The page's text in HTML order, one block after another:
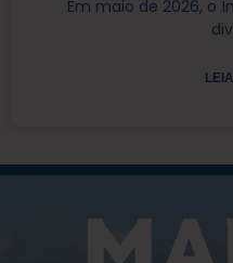
Em maio de 2026, o